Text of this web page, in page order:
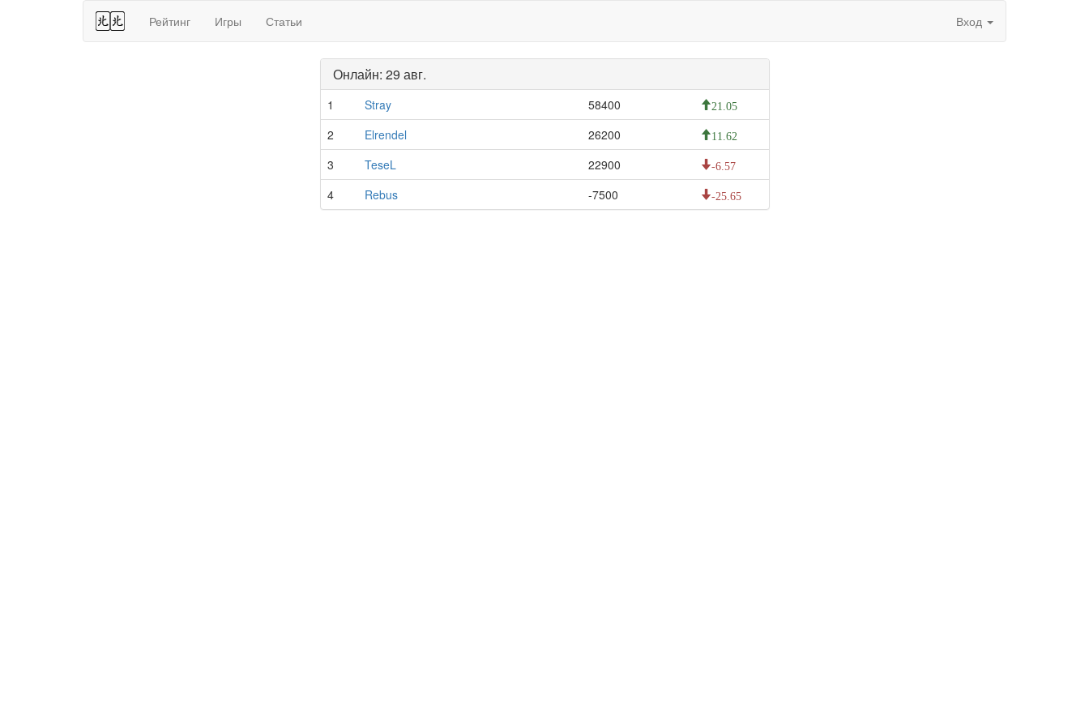
44 Рейтинг Игры Статьи Вход
Онлайн: 29 авг.
1 Stray 58400 21.05
2 Elrendel 26200 11.62
3 TeseL 22900 -6.57
4 Rebus -7500 -25.65